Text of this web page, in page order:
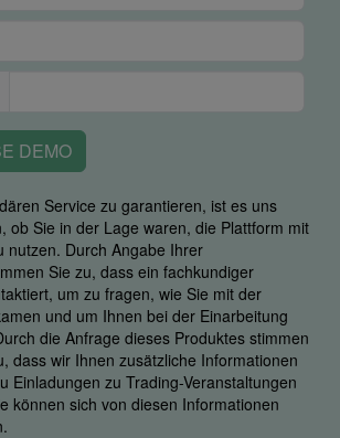
DEMO
Service zu garantieren, ist es uns
ob Sie in der Lage waren, die Plattform mit
nutzen. Durch Angabe Ihrer
Sie zu, dass ein fachkundiger
um zu fragen, wie Sie mit der
und um Ihnen bei der Einarbeitung
die Anfrage dieses Produktes stimmen
dass wir Ihnen zusätzliche Informationen
Einladungen zu Trading-Veranstaltungen
können sich von diesen Informationen